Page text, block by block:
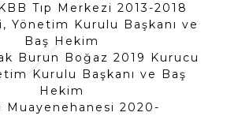
Tıp Merkezi 2013-2018
Yönetim Kurulu Başkanı ve
Baş Hekim
Burun Boğaz 2019 Kurucu
Kurulu Başkanı ve Baş
Hekim
Muayenehanesi 2020-